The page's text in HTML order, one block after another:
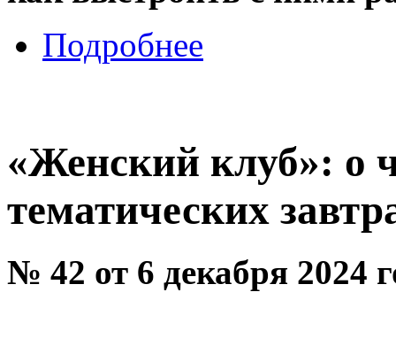
Подробнее
«Женский клуб»: о
тематических
№ 42 от 6 декабря 2024